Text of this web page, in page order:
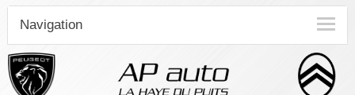
Navigation